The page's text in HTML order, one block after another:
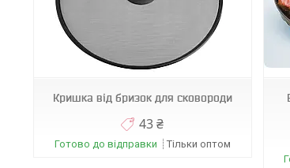
Кришка від бризок для сковороди
43 ₴
Готово до відправки Тільки оптом
05677